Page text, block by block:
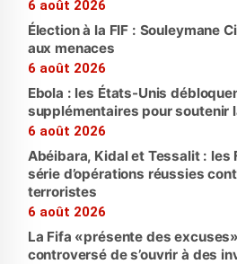
6 août 2026
Élection à la FIF : Souleymane
aux menaces
6 août 2026
Ebola : les États-Unis
supplémentaires pour soutenir
6 août 2026
Abéibara, Kidal et Tessalit : les
série d’opérations réussies
terroristes
6 août 2026
La Fifa «présente des
controversé de s’ouvrir à des